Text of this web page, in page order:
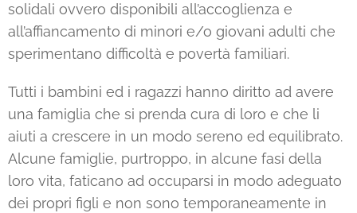
solidali ovvero disponibili all’accoglienza e
all’affiancamento di minori e/o giovani adulti che
sperimentano difficoltà e povertà familiari.
Tutti i bambini ed i ragazzi hanno diritto ad avere
una famiglia che si prenda cura di loro e che li
aiuti a crescere in un modo sereno ed equilibrato.
Alcune famiglie, purtroppo, in alcune fasi della
loro vita, faticano ad occuparsi in modo adeguato
dei propri figli e non sono temporaneamente in